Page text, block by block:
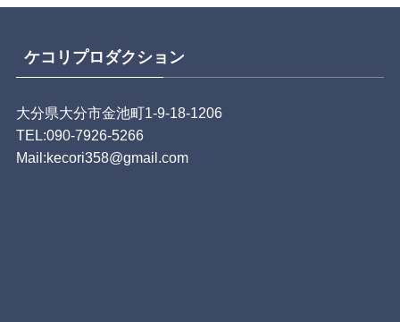
ケコリプロダクション
大分県大分市金池町1-9-18-1206
TEL:090-7926-5266
Mail:kecori358@gmail.com